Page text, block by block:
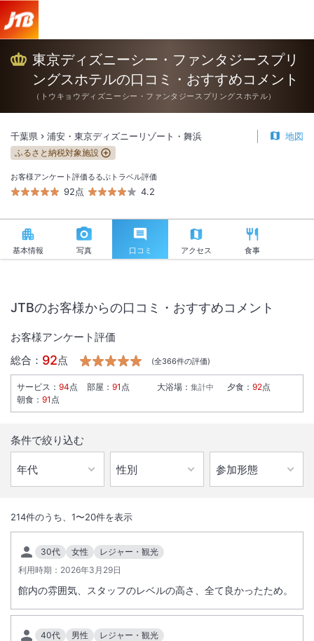
東京ディズニーシー・ファンタジースプリ
ングスホテルの口コミ・おすすめコメント
（ トウキョウディズニーシー・ファンタジースプリングスホテル）
千葉県 浦安・東京ディズニーリゾート・舞浜 地図
ふるさと納税対象施設
お客様アンケート評価
92点
るるぶトラベル評価
4.2
基本情報 写真 口コミ アクセス 食事
シャトー外観（パーク側・イメージ）
東京ディズニーシー・ファンタジースプリングスホテルは、ファンタジ
ースプリングスの魔法の泉のほとりに立ち、メインエントランスや中庭
にディズニー映画のキャラクターが岩で表現された魔法の泉があるな
ーク一体型のディズニーホテルです。
JTBのお客様からの口コミ・おすすめコメント
お客様アンケート評価
総合： 92点 (全366件の評価)
サービス ： 94点 部屋 ： 91 点 大浴場 ： 集計中 夕食 ： 92点
朝食 ： 91 点
条件で絞り込む
214件のうち、 1〜20件を表示
30代 女性
レジャー・観光
利用時期： 2026年3月29日
館内の雰囲気、スタッフのレベルの高さ、全て良かったため。
40代 男性
レジャー・観光